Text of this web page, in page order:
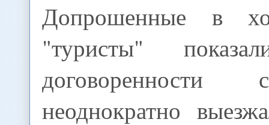
Допрошенные в
"туристы"
неоднократно